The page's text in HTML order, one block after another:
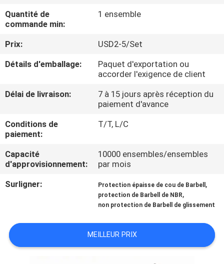
VISITE
D'USINE
CONTRÔLE
QUALITÉ
CONTACTEZ-
NOUS
BLOG
UNE
CITATION
Quantité de
commande min:
1 ensemble
Prix:
USD2-5/Set
Détails d'emballage:
Paquet d'exportation ou
accorder l'exigence de client
Délai de livraison:
7 à 15 jours après réception du
paiement d'avance
Conditions de
paiement:
T/T, L/C
Capacité
d'approvisionnement:
10000 ensembles/ensembles
par mois
Surligner:
Protection épaisse de cou de Barbell ,
protection de Barbell de NBR,
non protection de Barbell de glissement
MEILLEUR PRIX